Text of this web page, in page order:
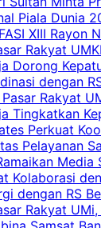
Piala Dunia
XIII
Rakyat
Dorong
dengan
Rakyat
Tingkatkan
Perkuat
Pelayanan
Kolaborasi
dengan RS
Rakyat